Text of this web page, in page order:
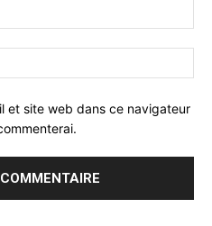
et site web dans ce navigateur